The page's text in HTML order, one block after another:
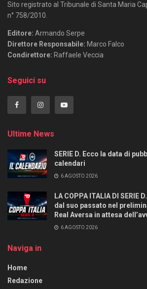
Sito registrato al Tribunale di Santa Maria
n° 758/2010.
Editore: Armando Serpe
Direttore Responsabile: Marco Falco
Condirettore: Raffaele Veccia
Seguici su
Ultime News
SERIE D. Ecco la data di
calendari
6 AGOSTO 2026
LA COPPA ITALIA DI SERIE
dal suo passato nel
Real Aversa in attesa
6 AGOSTO 2026
Naviga in
Home
Redazione